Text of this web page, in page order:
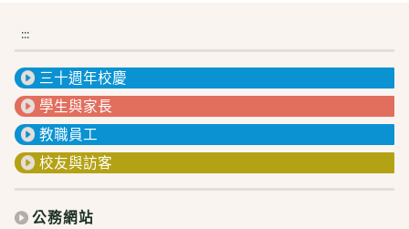
:::
三十週年校慶
學生與家長
教職員工
校友與訪客
公務網站